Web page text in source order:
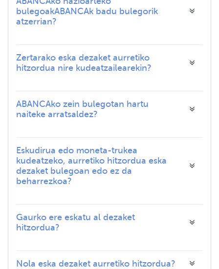
bulegoakABANCAk badu bulegorik
atzerrian?
Zertarako eska dezaket aurretiko
hitzordua nire kudeatzailearekin?
ABANCAko zein bulegotan hartu
naiteke arratsaldez?
Eskudirua edo moneta-trukea
kudeatzeko, aurretiko hitzordua eska
dezaket bulegoan edo ez da
beharrezkoa?
Gaurko ere eskatu al dezaket
hitzordua?
Nola eska dezaket aurretiko hitzordua?